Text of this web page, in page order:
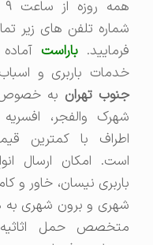
شماره تلفن های زیر
فرمایید.باراستآماده ارائه
خدمات باربری و اسباب
جنوب تهرانبه خصوص
شهرک والفجر، افسریه و
اطراف با کمترین قیمت
است. امکان ارسال انواع
باربری نیسان، خاور و
شهری و برون شهری به همراه
متخصص حمل اثاثیه